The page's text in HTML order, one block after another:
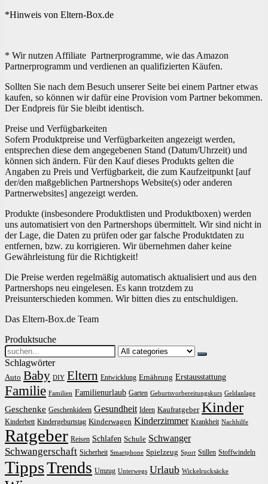
*Hinweis von Eltern-Box.de
* Wir nutzen Affiliate Partnerprogramme, wie das Amazon
Partnerprogramm und verdienen an qualifizierten Käufen.
Sollten Sie nach dem Besuch unserer Seite bei einem Partner etwas
kaufen, so können wir dafür eine Provision vom Partner bekommen.
Der Endpreis für Sie bleibt identisch.
Preise und Verfügbarkeiten
Sofern Produktpreise und Verfügbarkeiten angezeigt werden,
entsprechen diese dem angegebenen Stand (Datum/Uhrzeit) und
können sich ändern. Für den Kauf dieses Produkts gelten die
Angaben zu Preis und Verfügbarkeit, die zum Kaufzeitpunkt [auf
der/den maßgeblichen Partnershops Website(s) oder anderen
Partnerwebsites] angezeigt werden.
Produkte (insbesondere Produktlisten und Produktboxen) werden
uns automatisiert von den Partnershops übermittelt. Wir sind nicht in
der Lage, die Daten zu prüfen oder gar falsche Produktdaten zu
entfernen, bzw. zu korrigieren. Wir übernehmen daher keine
Gewährleistung für die Richtigkeit!
Die Preise werden regelmäßig automatisch aktualisiert und aus den
Partnershops neu eingelesen. Es kann trotzdem zu
Preisunterschieden kommen. Wir bitten dies zu entschuldigen.
Das Eltern-Box.de Team
Produktsuche
Search
for:
Schlagwörter
Auto Baby DIY Eltern Entwicklung Ernährung Erstausstattung
Familie Familien Familienurlaub Garten Geburtsvorbereitungskurs Geldanlage
Geschenke Geschenkideen Gesundheit Ideen Kaufratgeber Kinder
Kinderbett Kindergeburtstag Kinderwagen Kinderzimmer Krankheit Nachhilfe
Ratgeber Reisen Schlafen Schule Schwanger
Schwangerschaft Sicherheit Smartphone Spielzeug Sport Stillen Stoffwindeln
TippsTrends Umzug Unterwegs Urlaub Wickelrucksäcke